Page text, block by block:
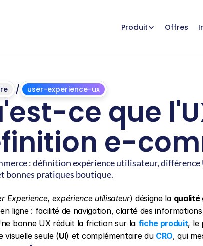
/ user-experience-ux
ce que
e-
: définition expérience utilisateur,
bonnes pratiques boutique.
Experience, expérience utilisateur) désigne la qualité
ligne : facilité de navigation, clarté des
bonne UX réduit la friction sur la fiche produit, le
visuelle seule (UI) et complémentaire du CRO, qui
Produit Offres